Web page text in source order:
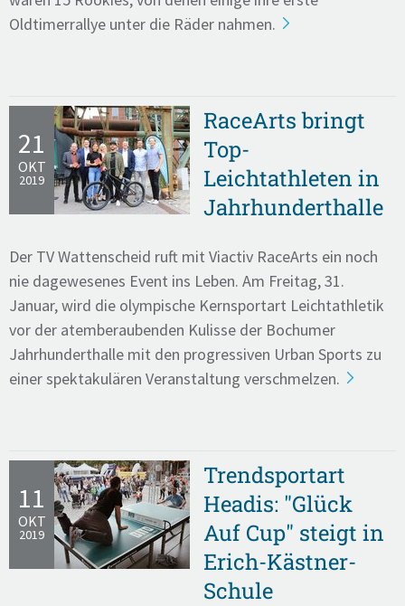
Oldtimerrallye unter die Räder nahmen.
21
OKT
2019
RaceArts bringt
Top-
Leichtathleten in
Jahrhunderthalle
Der TV Wattenscheid ruft mit Viactiv RaceArts ein noch
nie dagewesenes Event ins Leben. Am Freitag, 31.
Januar, wird die olympische Kernsportart Leichtathletik
vor der atemberaubenden Kulisse der Bochumer
Jahrhunderthalle mit den progressiven Urban Sports zu
einer spektakulären Veranstaltung verschmelzen.
11
OKT
2019
Trendsportart
Headis: "Glück
Auf Cup" steigt in
Erich-Kästner-
Schule